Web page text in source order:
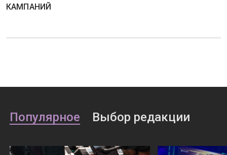
КАМПАНИЙ
Популярное Выбор редакции